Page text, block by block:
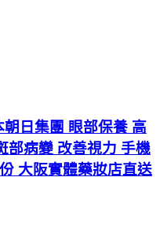
朝日集團 眼部保養 高
部病變 改善視力 手機
大阪實體藥妝店直送